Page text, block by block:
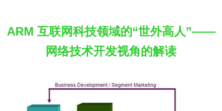
ARM 互联网科技领域的“世外高人”——
网络技术开发视角的解读